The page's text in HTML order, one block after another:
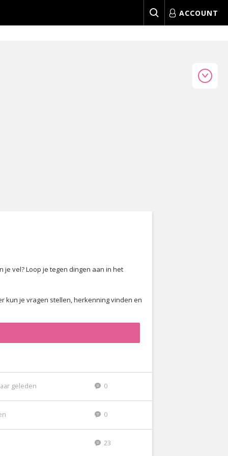
ACCOUNT
vel? Loop je tegen dingen aan in het
kun je vragen stellen, herkenning vinden en
geleden 0
0
23